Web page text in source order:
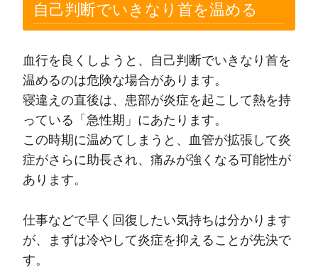
自己判断でいきなり首を温める
血行を良くしようと、自己判断でいきなり首を
温めるのは危険な場合があります。
寝違えの直後は、患部が炎症を起こして熱を持
っている「急性期」にあたります。
この時期に温めてしまうと、血管が拡張して炎
症がさらに助長され、痛みが強くなる可能性が
あります。
仕事などで早く回復したい気持ちは分かります
が、まずは冷やして炎症を抑えることが先決で
す。